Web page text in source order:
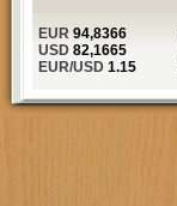
EUR 94,8366
USD 82,1665
EUR/USD 1.15